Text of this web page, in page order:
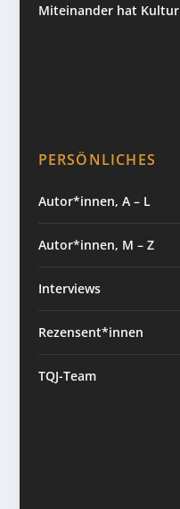
Miteinander hat Kultur
PERSÖNLICHES
Autor*innen, A – L
Autor*innen, M – Z
Interviews
Rezensent*innen
TQJ-Team